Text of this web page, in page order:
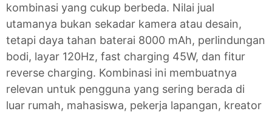
kombinasi yang cukup berbeda. Nilai jual
utamanya bukan sekadar kamera atau desain,
tetapi daya tahan baterai 8000 mAh, perlindungan
bodi, layar 120Hz, fast charging 45W, dan fitur
reverse charging. Kombinasi ini membuatnya
relevan untuk pengguna yang sering berada di
luar rumah, mahasiswa, pekerja lapangan, kreator